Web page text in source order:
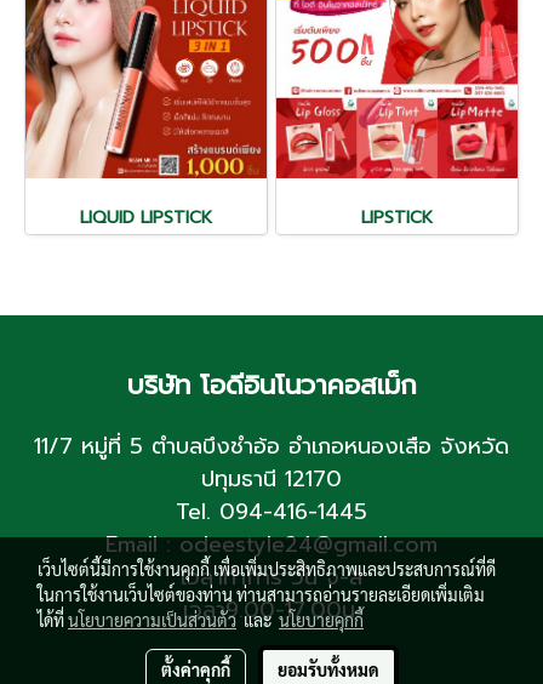
LIQUID LIPSTICK LIPSTICK
บริษัท โอดีอินโนวาคอสเม็ก
11/7 หมู่ที่ 5 ตำบลบึงชำอ้อ อำเภอหนองเสือ จังหวัด
ปทุมธานี 12170
Tel. 094-416-1445
Email : odeestyle24@gmail.com
เวลาทำการ วัน จ-ส
เวลา9.00-17.00น.
เว็บไซต์นี้มีการใช้งานคุกกี้ เพื่อเพิ่มประสิทธิภาพและประสบการณ์ที่ดี
ในการใช้งานเว็บไซต์ของท่าน ท่านสามารถอ่านรายละเอียดเพิ่มเติม
ได้ที่นโยบายความเป็นส่วนตัวและ นโยบายคุกกี้
ตั้งค่าคุกกี้ ยอมรับทั้งหมด